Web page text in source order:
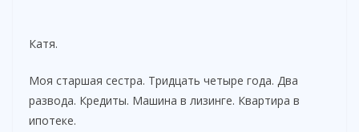
Катя.
Моя старшая сестра. Тридцать четыре года. Два
развода. Кредиты. Машина в лизинге. Квартира в
ипотеке.